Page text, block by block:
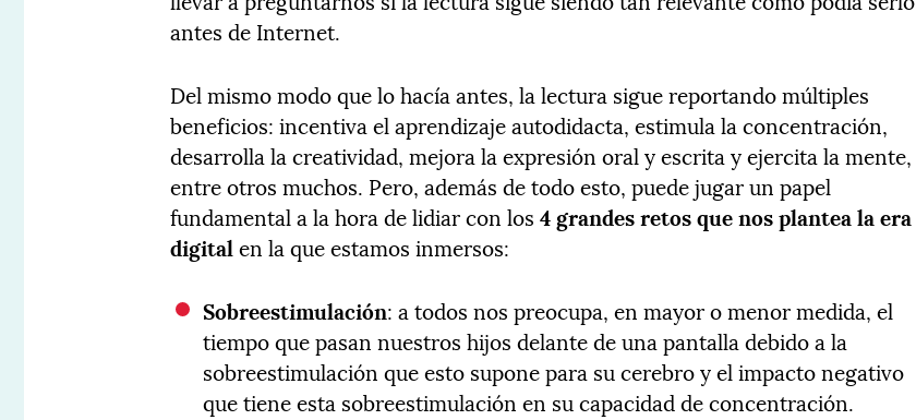
antes de Internet.
Del mismo modo que lo hacía antes, la lectura sigue reportando múltiples
beneficios: incentiva el aprendizaje autodidacta, estimula la concentración,
desarrolla la creatividad, mejora la expresión oral y escrita y ejercita la mente,
entre otros muchos. Pero, además de todo esto, puede jugar un papel
fundamental a la hora de lidiar con los4 grandes retos que nos plantea la era
digitalen la que estamos inmersos:
Sobreestimulación: a todos nos preocupa, en mayor o menor medida, el
tiempo que pasan nuestros hijos delante de una pantalla debido a la
sobreestimulación que esto supone para su cerebro y el impacto negativo
que tiene esta sobreestimulación en su capacidad de concentración.